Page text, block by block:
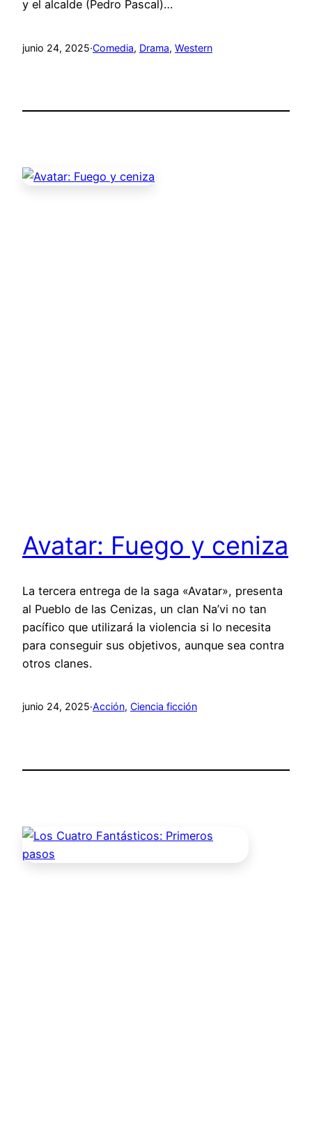
y el alcalde (Pedro Pascal)…
junio 24, 2025·Comedia, Drama, Western
Avatar: Fuego y ceniza
La tercera entrega de la saga «Avatar», presenta
al Pueblo de las Cenizas, un clan Na’vi no tan
pacífico que utilizará la violencia si lo necesita
para conseguir sus objetivos, aunque sea contra
otros clanes.
junio 24, 2025·Acción, Ciencia ficción